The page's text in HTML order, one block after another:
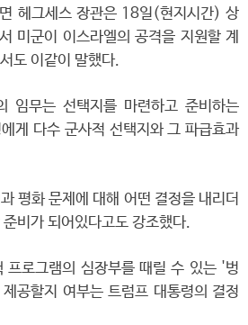
헤그세스 장관은 18일(현지시간) 상
미군이 이스라엘의 공격을 지원할 계
도 이같이 말했다.
임무는 선택지를 마련하고 준비하는
게 다수 군사적 선택지와 그 파급효과
평화 문제에 대해 어떤 결정을 내리더
비가 되어있다고도 강조했다.
프로그램의 심장부를 때릴 수 있는 '벙
공할지 여부는 트럼프 대통령의 결정